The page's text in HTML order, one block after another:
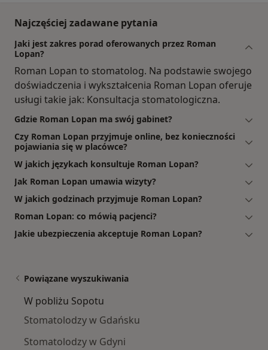
Najczęściej zadawane pytania
Jaki jest zakres porad oferowanych przez Roman
Lopan?
Roman Lopan to stomatolog. Na podstawie swojego
doświadczenia i wykształcenia Roman Lopan oferuje
usługi takie jak: Konsultacja stomatologiczna.
Gdzie Roman Lopan ma swój gabinet?
Czy Roman Lopan przyjmuje online, bez konieczności
pojawiania się w placówce?
W jakich językach konsultuje Roman Lopan?
Jak Roman Lopan umawia wizyty?
W jakich godzinach przyjmuje Roman Lopan?
Roman Lopan: co mówią pacjenci?
Jakie ubezpieczenia akceptuje Roman Lopan?
Powiązane wyszukiwania
W pobliżu Sopotu
Stomatolodzy w Gdańsku
Stomatolodzy w Gdyni